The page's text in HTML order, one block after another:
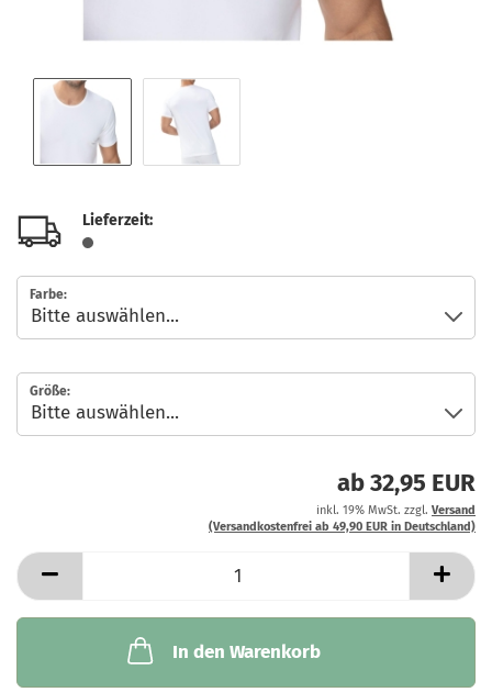
Lieferzeit:
Farbe:
Größe:
ab 32,95 EUR
inkl. 19% MwSt. zzgl. Versand
(Versandkostenfrei ab 49,90 EUR in Deutschland)
In den Warenkorb